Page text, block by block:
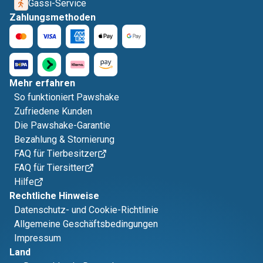
Gassi-Service
Zahlungsmethoden
Mehr erfahren
So funktioniert Pawshake
Zufriedene Kunden
Die Pawshake-Garantie
Bezahlung & Stornierung
FAQ für Tierbesitzer
FAQ für Tiersitter
Hilfe
Rechtliche Hinweise
Datenschutz- und Cookie-Richtlinie
Allgemeine Geschäftsbedingungen
Impressum
Land